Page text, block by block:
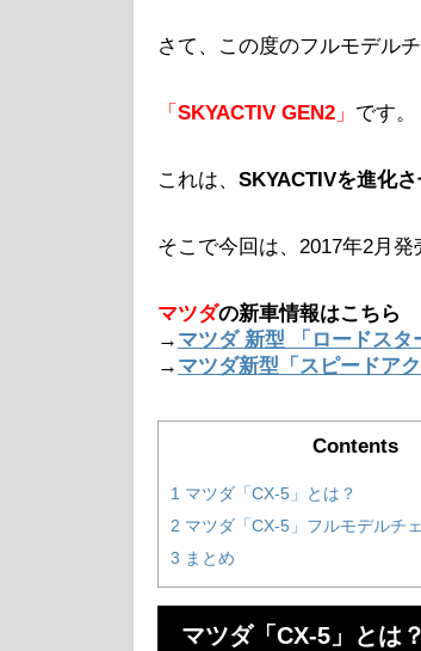
さて、この度のフルモデル
「 SKYACTIV GEN2 」 です。
これは、 SKYACTIVを進化
そこで今回は、2017年2月
マツダの新車情報はこちら
→ マツダ 新型 「ロードス
→ マツダ新型「スピードア
Contents
1 マツダ「CX-5」とは？
2 マツダ「CX-5」フルモデルチ
3 まとめ
マツダ「CX-5」とは？